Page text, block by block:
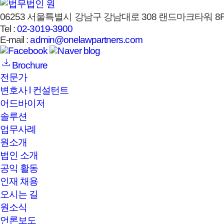
06253 서울특별시 강남구 강남대로 308 랜드마크타워
Tel :02-3019-3900
E-mail :admin@onelawpartners.com
Brochure
전문가
변호사 l 컨설턴트
어드바이저
솔루션
업무사례
원소개
법인 소개
공익 활동
인재 채용
오시는 길
원소식
언론보도